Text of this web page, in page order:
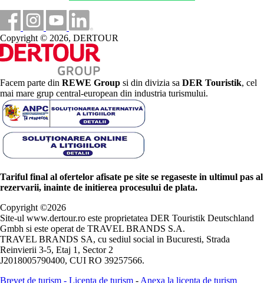
Copyright © 2026, DERTOUR
Facem parte din REWE Group si din divizia sa DER Touristik, cel
mai mare grup central-european din industria turismului.
Tariful final al ofertelor afisate pe site se regaseste in ultimul pas al
rezervarii, inainte de initierea procesului de plata.
Copyright ©2026
Site-ul www.dertour.ro este proprietatea DER Touristik Deutschland
Gmbh si este operat de TRAVEL BRANDS S.A.
TRAVEL BRANDS SA, cu sediul social in Bucuresti, Strada
Reinvierii 3-5, Etaj 1, Sector 2
J2018005790400, CUI RO 39257566.
Brevet de turism - Licenta de turism - Anexa la licenta de turism